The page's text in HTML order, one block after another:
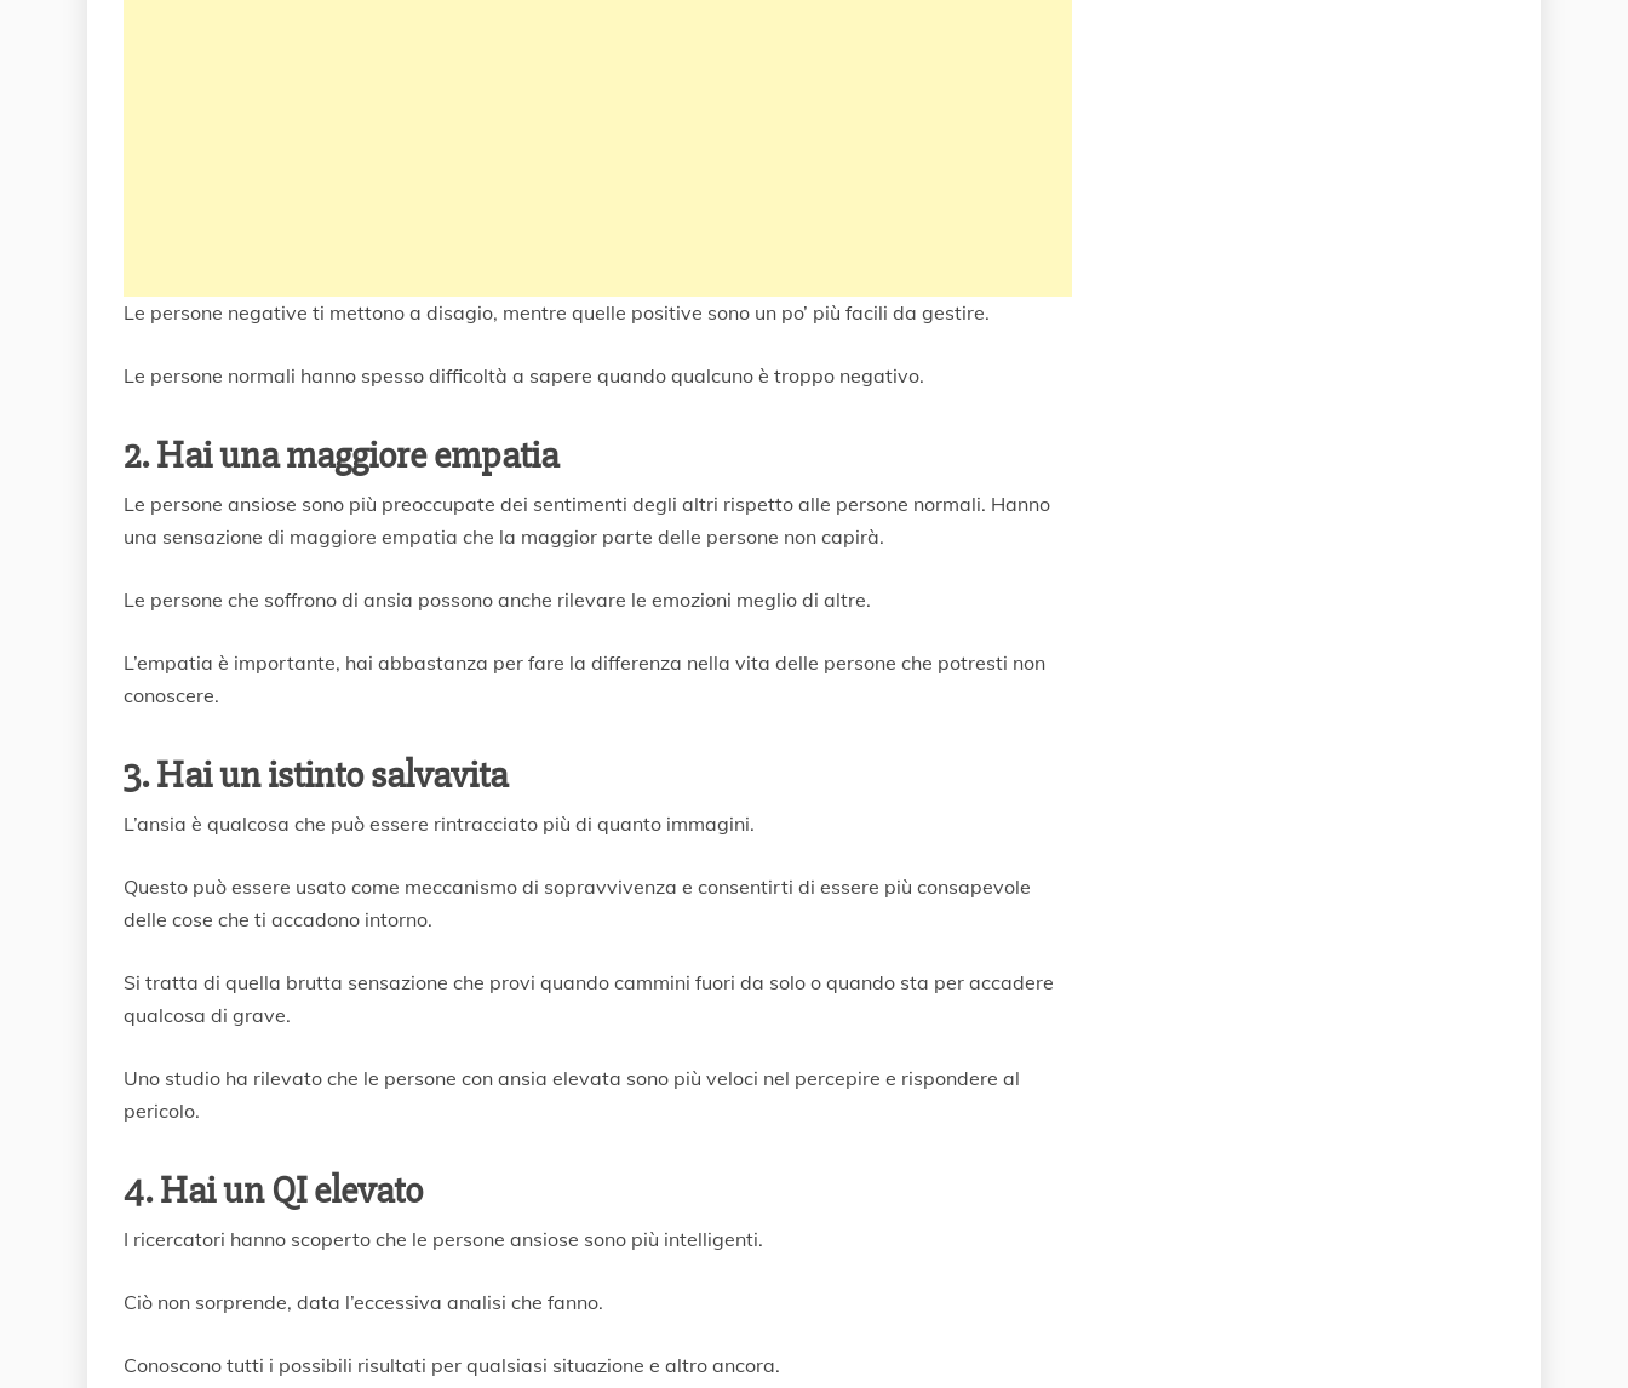
Le persone negative ti mettono a disagio, mentre quelle positive sono un po’ più facili da gestire.
Le persone normali hanno spesso difficoltà a sapere quando qualcuno è troppo negativo.
2. Hai una maggiore empatia
Le persone ansiose sono più preoccupate dei sentimenti degli altri rispetto alle persone normali. Hanno
una sensazione di maggiore empatia che la maggior parte delle persone non capirà.
Le persone che soffrono di ansia possono anche rilevare le emozioni meglio di altre.
L’empatia è importante, hai abbastanza per fare la differenza nella vita delle persone che potresti non
conoscere.
3. Hai un istinto salvavita
L’ansia è qualcosa che può essere rintracciato più di quanto immagini.
Questo può essere usato come meccanismo di sopravvivenza e consentirti di essere più consapevole
delle cose che ti accadono intorno.
Si tratta di quella brutta sensazione che provi quando cammini fuori da solo o quando sta per accadere
qualcosa di grave.
Uno studio ha rilevato che le persone con ansia elevata sono più veloci nel percepire e rispondere al
pericolo.
4. Hai un QI elevato
I ricercatori hanno scoperto che le persone ansiose sono più intelligenti.
Ciò non sorprende, data l’eccessiva analisi che fanno.
Conoscono tutti i possibili risultati per qualsiasi situazione e altro ancora.